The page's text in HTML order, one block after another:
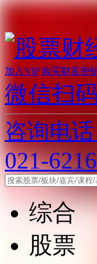
加入VIP 购买财富密
微信扫
咨询电话
021-
综合
股票